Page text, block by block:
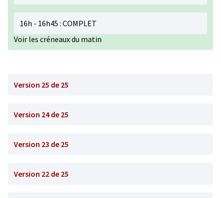
16h - 16h45 : COMPLET
Voir les créneaux du matin
Version 25 de 25
Version 24 de 25
Version 23 de 25
Version 22 de 25